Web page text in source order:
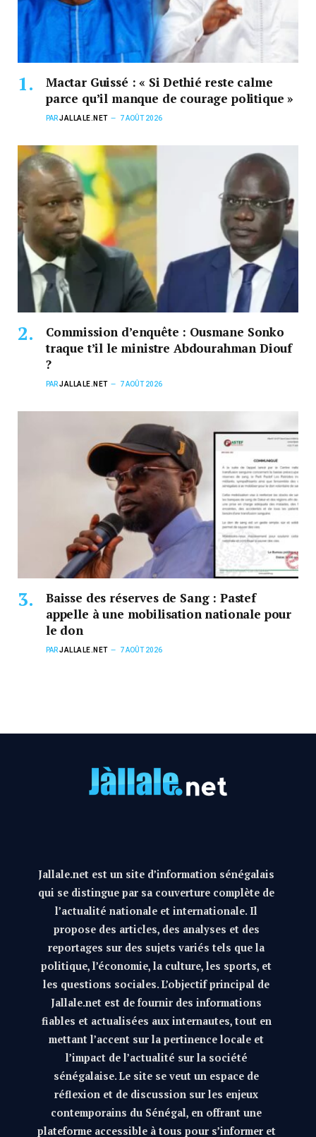
Mactar Guissé : « Si Dethié reste calme
parce qu’il manque de courage politique »
PARJALLALE.NET 7 AOÛT 2026
Commission d’enquête : Ousmane Sonko
traque t’il le ministre Abdourahman Diouf
?
PARJALLALE.NET 7 AOÛT 2026
Baisse des réserves de Sang : Pastef
appelle à une mobilisation nationale pour
le don
PARJALLALE.NET 7 AOÛT 2026
Jallale.net est un site d’information sénégalais
qui se distingue par sa couverture complète de
l’actualité nationale et internationale. Il
propose des articles, des analyses et des
reportages sur des sujets variés tels que la
politique, l’économie, la culture, les sports, et
les questions sociales. L’objectif principal de
Jallale.net est de fournir des informations
fiables et actualisées aux internautes, tout en
mettant l’accent sur la pertinence locale et
l’impact de l’actualité sur la société
sénégalaise. Le site se veut un espace de
réflexion et de discussion sur les enjeux
contemporains du Sénégal, en offrant une
plateforme accessible à tous pour s’informer et